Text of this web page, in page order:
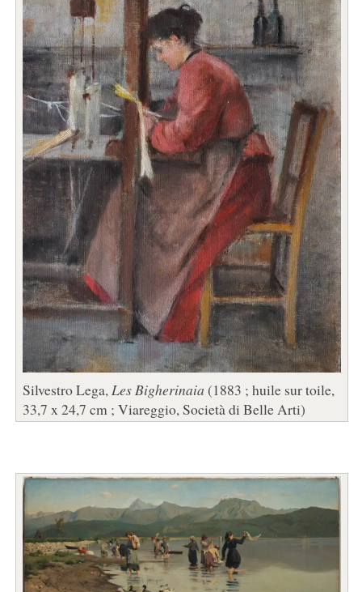
Silvestro Lega, Les Bigherinaia (1883 ; huile sur toile,
33,7 x 24,7 cm ; Viareggio, Società di Belle Arti)